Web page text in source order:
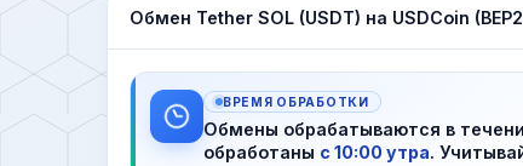
Обмен Tether SOL (USDT) на USDCoin
ВРЕМЯ ОБРАБОТКИ
Обмены обрабатываются в
обработаны с 10:00 утра.